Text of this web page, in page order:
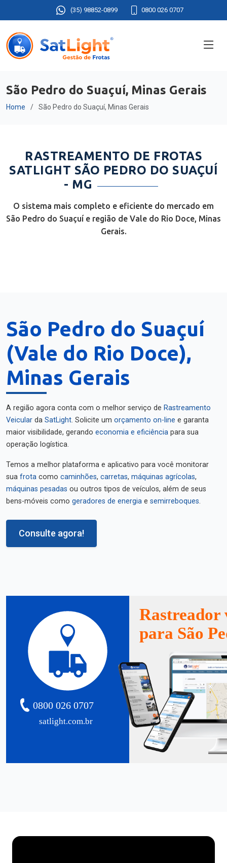
(35) 98852-0899 0800 026 0707
São Pedro do Suaçuí, Minas Gerais
Home São Pedro do Suaçuí, Minas Gerais
RASTREAMENTO DE FROTAS
SATLIGHT SÃO PEDRO DO SUAÇUÍ
- MG
O sistema mais completo e eficiente do mercado em
São Pedro do Suaçuí e região de Vale do Rio Doce, Minas
Gerais.
São Pedro do Suaçuí
(Vale do Rio Doce),
Minas Gerais
A região agora conta com o melhor serviço de Rastreamento
Veicular da SatLight. Solicite um orçamento on-line e garanta
maior visibilidade, gerando economia e eficiência para sua
operação logística.
Temos a melhor plataforma e aplicativo para você monitorar
sua frota como caminhões, carretas, máquinas agrícolas,
máquinas pesadas ou outros tipos de veículos, além de seus
bens-móveis como geradores de energia e semirreboques.
Consulte agora!
satlight.com.br
0800 026 0707
Rastreador
para São